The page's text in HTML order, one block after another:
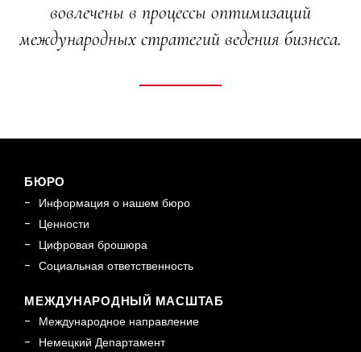
вовлечены в процессы оптимизаций
международных стратегий ведения бизнеса.
БЮРО
Информация о нашем бюро
Ценности
Цифровая брошюра
Социальная ответственность
МЕЖДУНАРОДНЫЙ МАСШТАБ
Международное направление
Немецкий Департамент